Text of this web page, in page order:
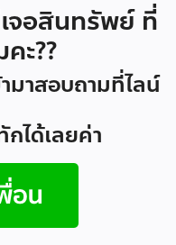
จอสินทรัพย์ ที่
ะ??
มาสอบถามที่ไลน์
ได้เลยค่า